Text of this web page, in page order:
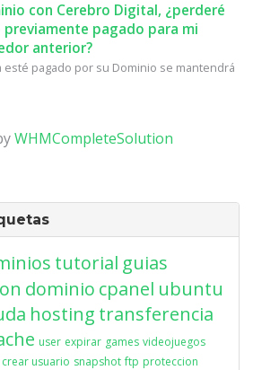
con Cerebro Digital, ¿perderé
pagado para mi
anterior?
esté pagado por su Dominio se mantendrá
WHMCompleteSolution
tutorial guias
dominio cpanel ubuntu
hosting transferencia
user expirar games videojuegos
crear usuario snapshot ftp proteccion